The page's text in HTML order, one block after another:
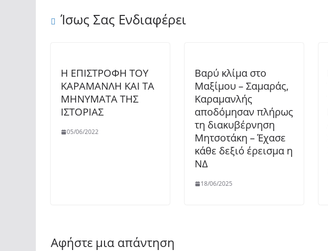
Ίσως Σας Ενδιαφέρει
Η ΕΠΙΣΤΡΟΦΗ ΤΟΥ
ΚΑΡΑΜΑΝΛΗ ΚΑΙ ΤΑ
ΜΗΝΥΜΑΤΑ ΤΗΣ
ΙΣΤΟΡΙΑΣ
05/06/2022
Βαρύ κλίμα στο
Μαξίμου – Σαμαράς,
Καραμανλής
αποδόμησαν πλήρως
τη διακυβέρνηση
Μητσοτάκη – Έχασε
κάθε δεξιό έρεισμα η
ΝΔ
18/06/2025
Αφήστε μια απάντηση